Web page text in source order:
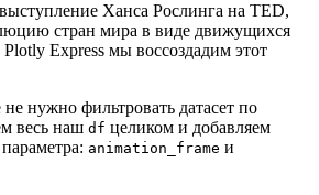
Ханса Рослинга на TED,
стран мира в виде движущихся
Express мы воссоздадим этот
нужно фильтровать датасет по
весь наш df целиком и добавляем
animation_frame и